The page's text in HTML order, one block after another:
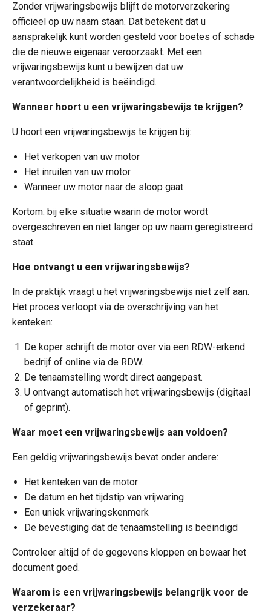
Zonder vrijwaringsbewijs blijft de motorverzekering
officieel op uw naam staan. Dat betekent dat u
aansprakelijk kunt worden gesteld voor boetes of schade
die de nieuwe eigenaar veroorzaakt. Met een
vrijwaringsbewijs kunt u bewijzen dat uw
verantwoordelijkheid is beëindigd.
Wanneer hoort u een vrijwaringsbewijs te krijgen?
U hoort een vrijwaringsbewijs te krijgen bij:
Het verkopen van uw motor
Het inruilen van uw motor
Wanneer uw motor naar de sloop gaat
Kortom: bij elke situatie waarin de motor wordt
overgeschreven en niet langer op uw naam geregistreerd
staat.
Hoe ontvangt u een vrijwaringsbewijs?
In de praktijk vraagt u het vrijwaringsbewijs niet zelf aan.
Het proces verloopt via de overschrijving van het
kenteken:
De koper schrijft de motor over via een RDW-erkend
bedrijf of online via de RDW.
De tenaamstelling wordt direct aangepast.
U ontvangt automatisch het vrijwaringsbewijs (digitaal
of geprint).
Waar moet een vrijwaringsbewijs aan voldoen?
Een geldig vrijwaringsbewijs bevat onder andere:
Het kenteken van de motor
De datum en het tijdstip van vrijwaring
Een uniek vrijwaringskenmerk
De bevestiging dat de tenaamstelling is beëindigd
Controleer altijd of de gegevens kloppen en bewaar het
document goed.
Waarom is een vrijwaringsbewijs belangrijk voor de
verzekeraar?